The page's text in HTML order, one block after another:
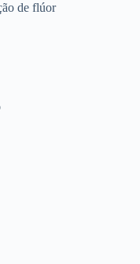
de flúor